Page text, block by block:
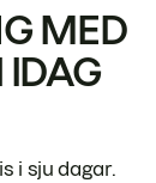
MED
IDAG
i sju dagar.